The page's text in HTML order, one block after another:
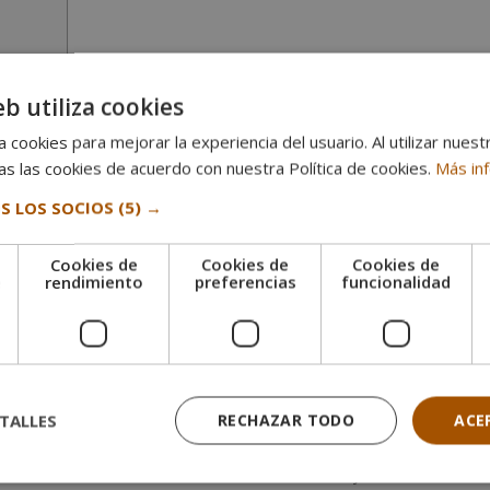
perfil del educador canino
ejercer de educador canino oser adiestrador de perros, debes
es tu pasión y quieres dedicarte a ello,
revisa si cumples con
o adiestrador. Para lograr conectar con ellos y
empeño. Si no estás dispuesto a ello, mejor ve pensando en otro
, pero recuerda que a tus futuros clientes les ocurre
conocen tan a fondo el mundo canino es muy necesario.
utiliza cookies
cookies para mejorar la experiencia del usuario. Al utilizar
las cookies de acuerdo con nuestra Política de cookies. Más
LOS SOCIOS (5) →
Cookies de
rendimiento
Cookies de
preferencias
Cookies de
funcionalidad
RECHAZAR TODO